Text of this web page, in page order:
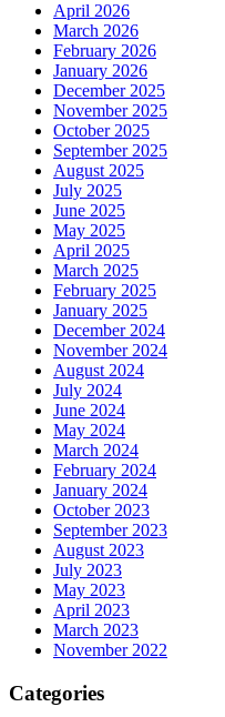
April 2026
March 2026
February 2026
January 2026
December 2025
November 2025
October 2025
September 2025
August 2025
July 2025
June 2025
May 2025
April 2025
March 2025
February 2025
January 2025
December 2024
November 2024
August 2024
July 2024
June 2024
May 2024
March 2024
February 2024
January 2024
October 2023
September 2023
August 2023
July 2023
May 2023
April 2023
March 2023
November 2022
Categories